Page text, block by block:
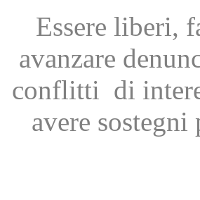
Essere liberi,
avanzare
conflitti di
avere